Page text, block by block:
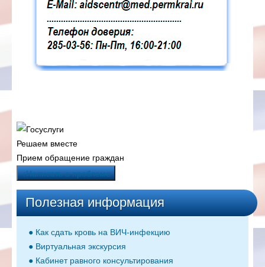
Решаем вместе
Прием обращение граждан
<Написать о проблеме
Полезная информация
● Как сдать кровь на ВИЧ-инфекцию
● Виртуальная экскурсия
● Кабинет равного консультирования